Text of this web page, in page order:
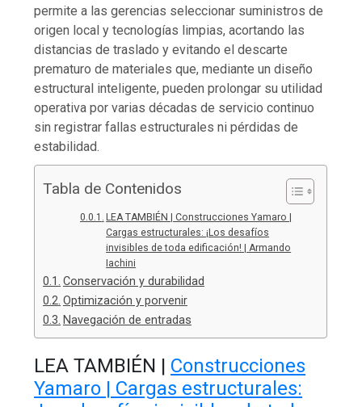
permite a las gerencias seleccionar suministros de
origen local y tecnologías limpias, acortando las
distancias de traslado y evitando el descarte
prematuro de materiales que, mediante un diseño
estructural inteligente, pueden prolongar su utilidad
operativa por varias décadas de servicio continuo
sin registrar fallas estructurales ni pérdidas de
estabilidad.
Tabla de Contenidos
LEA TAMBIÉN | Construcciones Yamaro |
Cargas estructurales: ¡Los desafíos
invisibles de toda edificación! | Armando
Iachini
Conservación y durabilidad
Optimización y porvenir
Navegación de entradas
LEA TAMBIÉN | Construcciones
Yamaro | Cargas estructurales: